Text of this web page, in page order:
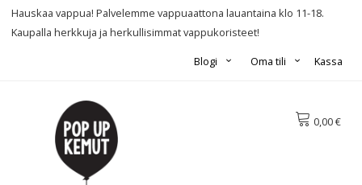
Hauskaa vappua! Palvelemme vappuaattona lauantaina klo 11-18.
Kaupalla herkkuja ja herkullisimmat vappukoristeet!
Kassa
Oma tili
Blogi
0,00 €